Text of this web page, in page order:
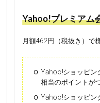
Yahoo!プレミアム
月額462円（税抜き）で
Yahoo!ショッピン
相当のポイントが
Yahoo!ショッピン